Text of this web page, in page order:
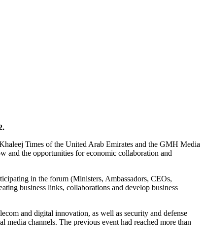
Times of the United Arab Emirates and the GMH Media
and the opportunities for economic collaboration and
in the forum (Ministers, Ambassadors, CEOs,
business links, collaborations and develop business
and digital innovation, as well as security and defense
channels. The previous event had reached more than